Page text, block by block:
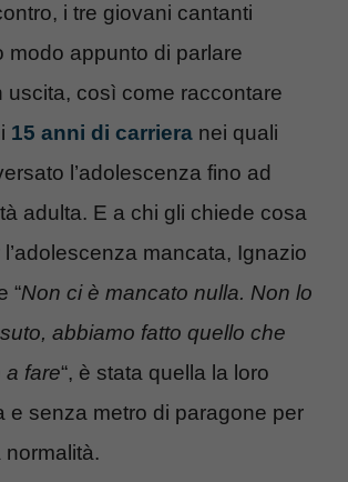
i tre giovani cantanti
modo appunto di parlare
uscita, così come raccontare
15 anni di carriera nei quali
l’adolescenza fino ad
adulta. E a chi gli chiede cosa
mancata, Ignazio
“Non ci è mancato nulla. Non lo
abbiamo fatto quello che
a fare“, è stata quella la loro
e senza metro di paragone per
normalità.